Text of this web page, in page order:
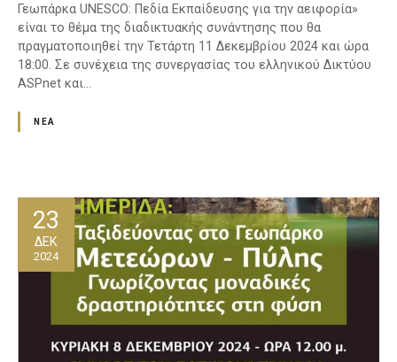
Γεωπάρκα UNESCO: Πεδία Εκπαίδευσης για την αειφορία»
είναι το θέμα της διαδικτυακής συνάντησης που θα
πραγματοποιηθεί την Τετάρτη 11 Δεκεμβρίου 2024 και ώρα
18:00. Σε συνέχεια της συνεργασίας του ελληνικού Δικτύου
ASPnet και…
ΝΈΑ
23
ΔΕΚ
2024